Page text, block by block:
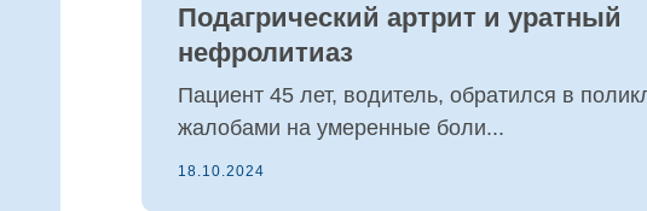
Подагрический артрит и уратный
нефролитиаз
Пациент 45 лет, водитель, обратился в
жалобами на умеренные боли...
18.10.2024